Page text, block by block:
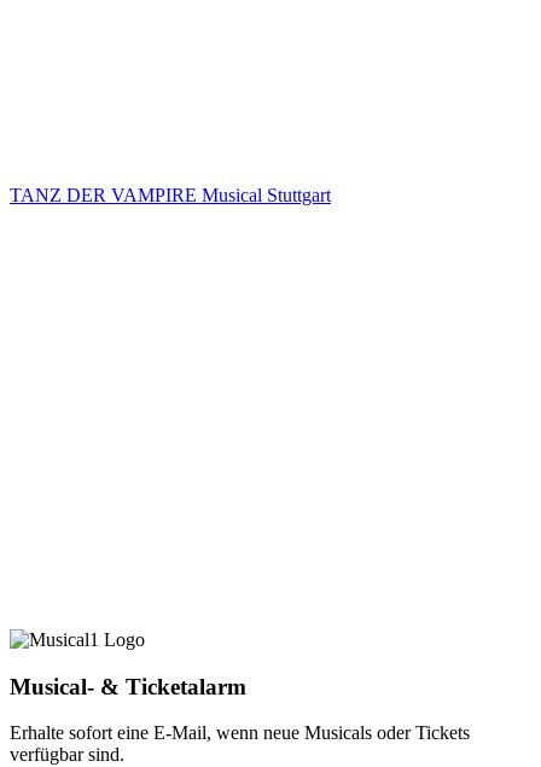
TANZ DER VAMPIRE Musical Stuttgart
Musical- & Ticketalarm
Erhalte sofort eine E-Mail, wenn neue Musicals oder Tickets
verfügbar sind.